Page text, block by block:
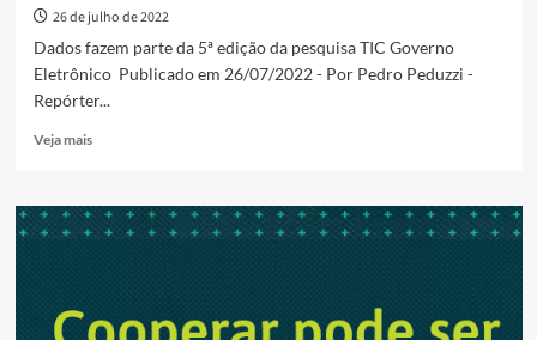
26 de julho de 2022
Dados fazem parte da 5ª edição da pesquisa TIC Governo
Eletrônico Publicado em 26/07/2022 - Por Pedro Peduzzi -
Repórter...
Veja maisRead
Oito
em
federais